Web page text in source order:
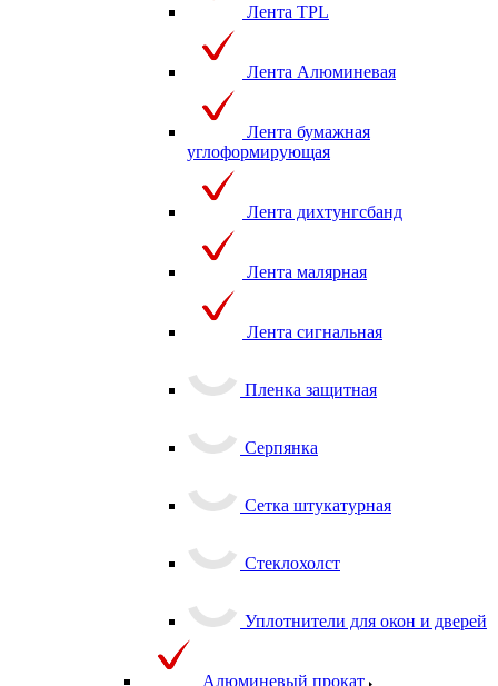
Лента TPL
Лента Алюминевая
Лента бумажная
углоформирующая
Лента дихтунгсбанд
Лента малярная
Лента сигнальная
Пленка защитная
Серпянка
Сетка штукатурная
Стеклохолст
Уплотнители для окон и дверей
Алюминевый прокат